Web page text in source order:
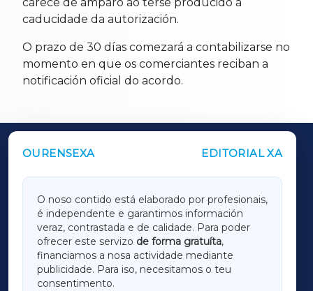
caducidade da autorización.
O prazo de 30 días comezará a contabilizarse no
momento en que os comerciantes reciban a
notificación oficial do acordo.
OURENSEXA EDITORIAL XA
O noso contido está elaborado por profesionais,
é independente e garantimos información
veraz, contrastada e de calidade. Para poder
ofrecer este servizo de forma gratuíta,
financiamos a nosa actividade mediante
publicidade. Para iso, necesitamos o teu
consentimento.
OUTROS PERIÓDICOS
LUGOXA
TERRACHAXA